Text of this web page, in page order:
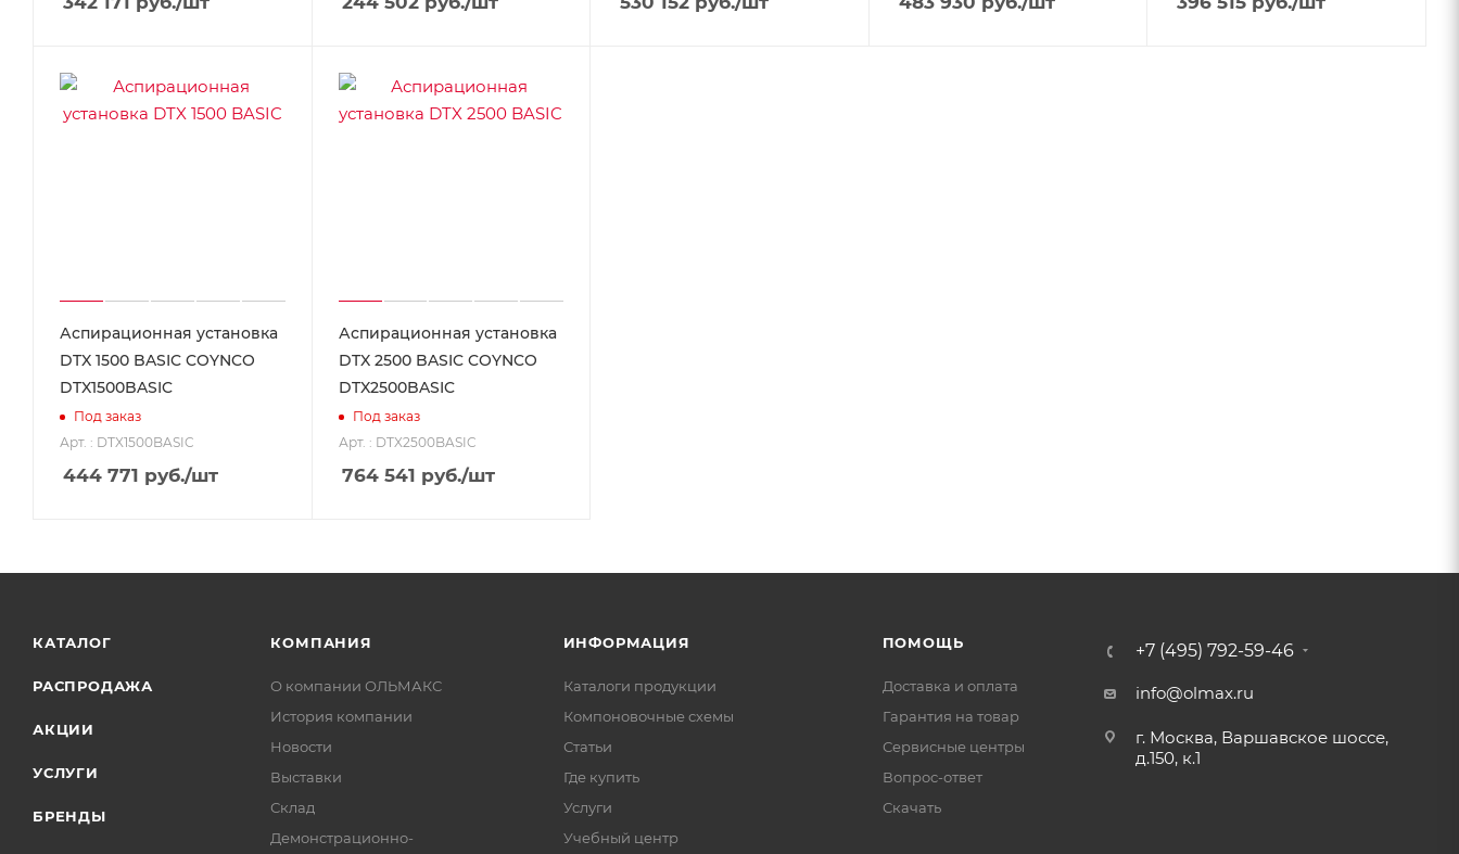
Аспирационная установка
DTX 1500 BASIC COYNCO
DTX1500BASIC
Под заказ
Арт. : DTX1500BASIC
444 771 руб./шт
Аспирационная установка
DTX 2500 BASIC COYNCO
DTX2500BASIC
Под заказ
Арт. : DTX2500BASIC
764 541 руб./шт
КАТАЛОГ
РАСПРОДАЖА
АКЦИИ
УСЛУГИ
БРЕНДЫ
КОМПАНИЯ
О компании ОЛЬМАКС
История компании
Новости
Выставки
Склад
Демонстрационно-
ИНФОРМАЦИЯ
Каталоги продукции
Компоновочные схемы
Статьи
Где купить
Услуги
Учебный центр
ПОМОЩЬ
Доставка и оплата
Гарантия на товар
Сервисные центры
Вопрос-ответ
Скачать
+7 (495) 792-59-46
info@olmax.ru
г. Москва, Варшавское шоссе,
д.150, к.1